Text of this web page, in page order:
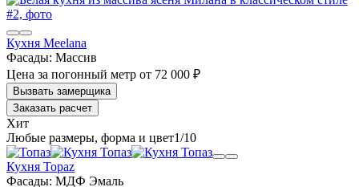
Кухня Meelana
Фасады: Массив
Цена за погонный метр от 72 000 ₽
Заказать расчет
1/10
Кухня Topaz
Фасады: МДФ Эмаль